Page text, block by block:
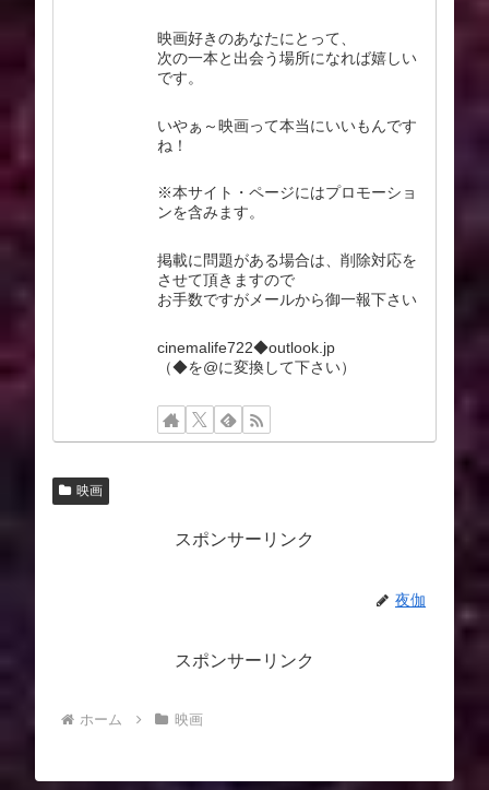
映画好きのあなたにとって、
次の一本と出会う場所になれば嬉しい
です。
いやぁ～映画って本当にいいもんです
ね！
※本サイト・ページにはプロモーショ
ンを含みます。
掲載に問題がある場合は、削除対応を
させて頂きますので
お手数ですがメールから御一報下さい
cinemalife722◆outlook.jp
（◆を@に変換して下さい）
映画
スポンサーリンク
夜伽
スポンサーリンク
ホーム 映画